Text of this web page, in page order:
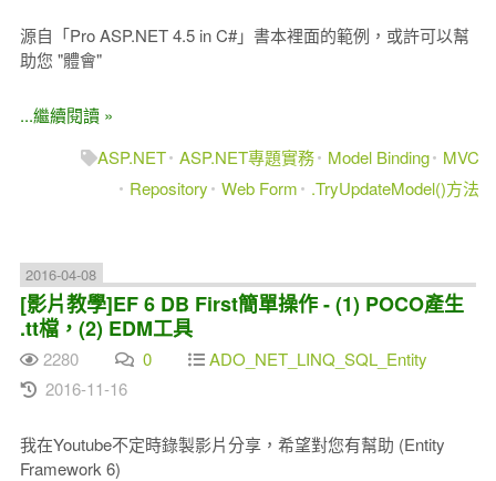
源自「Pro ASP.NET 4.5 in C#」書本裡面的範例，或許可以幫
助您 "體會"
...繼續閱讀 »
ASP.NET ASP.NET專題實務 Model Binding
MVC
Repository
Web Form .TryUpdateModel()方法
2016-04-08
[影片教學]EF 6 DB First簡單操作 - (1) POCO產生
.tt檔，(2) EDM工具
2280 0
ADO_NET_LINQ_SQL_Entity
2016-11-16
我在Youtube不定時錄製影片分享，希望對您有幫助 (Entity
Framework 6)